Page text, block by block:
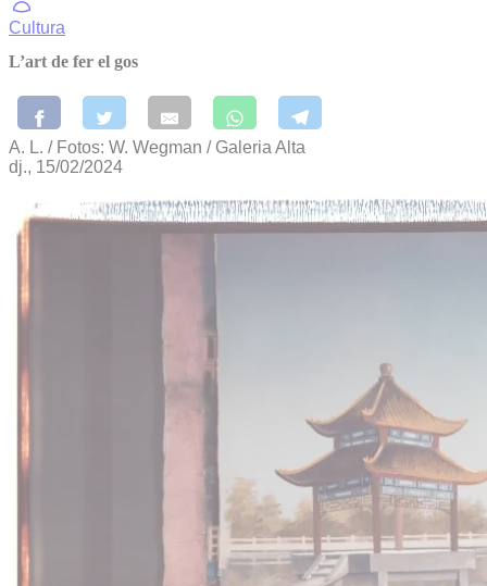
Cultura
L’art de fer el gos
A. L. / Fotos: W. Wegman / Galeria Alta
dj., 15/02/2024